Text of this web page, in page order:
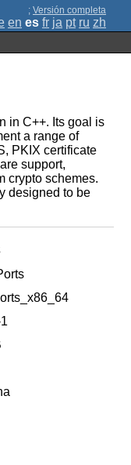
; Versión completa
en es fr ja pt ru zh
in C++. Its goal is
a range of
PKIX certificate
support,
crypto schemes.
designed to be